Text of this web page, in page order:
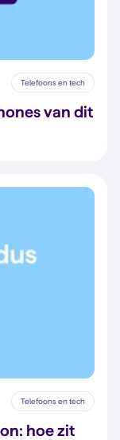
Telefoons en tech
van dit
Telefoons en tech
hoe zit